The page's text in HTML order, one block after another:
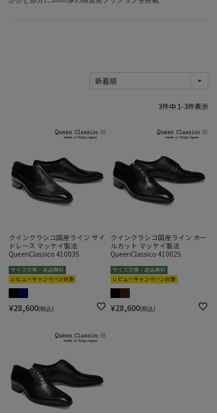
3件中 1 -3件表示
クインクラシコ国産ライン サイ
ドレース マッケイ製法
QueenClassico 41003S
サイズ交換・返品無料
レビューキャンペーン対象
¥28,600 税込
クインクラシコ国産ライン ホー
ルカット マッケイ製法
QueenClassico 41002S
サイズ交換・返品無料
レビューキャンペーン対象
¥28,600 税込